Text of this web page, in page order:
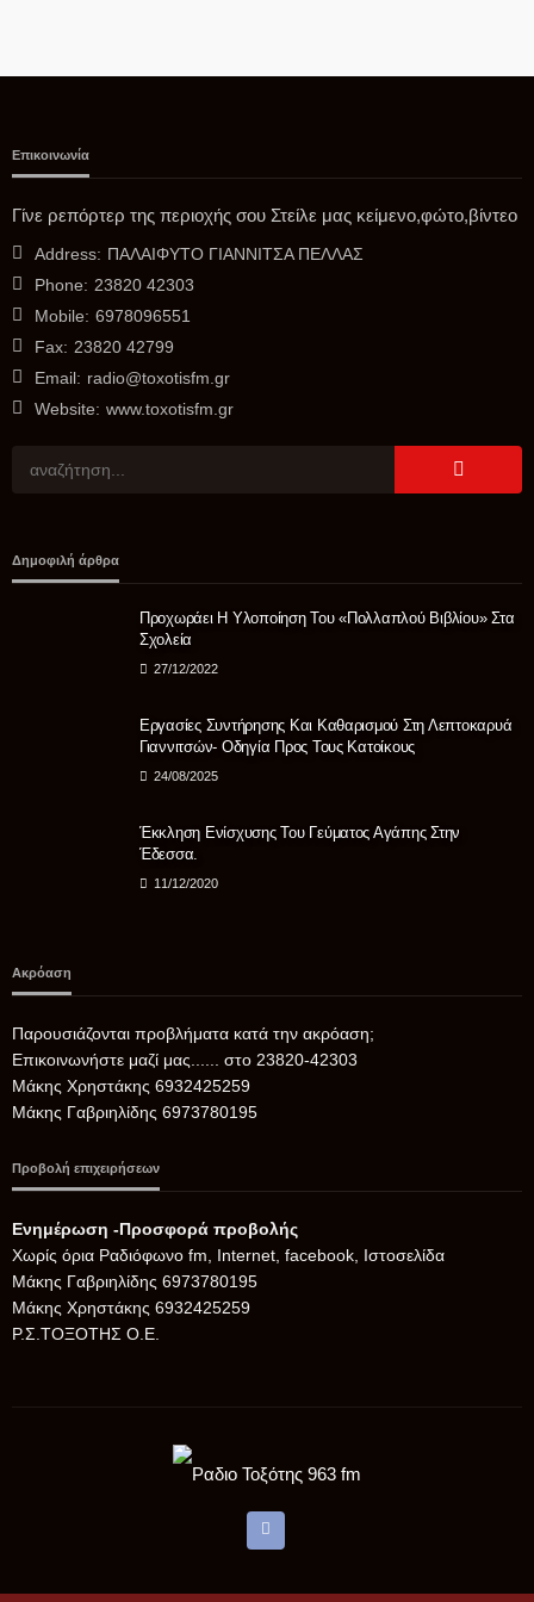
Νεκροί μητέρα και γιος στο τροχαίο έξω από την
Επικοινωνία
Γίνε ρεπόρτερ της περιοχής σου Στείλε μας κείμενο,φώτο,βίντεο
Address: ΠΑΛΑΙΦΥΤΟ ΓΙΑΝΝΙΤΣΑ ΠΕΛΛΑΣ
Phone: 23820 42303
Mobile: 6978096551
Fax: 23820 42799
Email: radio@toxotisfm.gr
Website: www.toxotisfm.gr
Δημοφιλή άρθρα
Προχωράει Η Υλοποίηση Του «Πολλαπλού Βιβλίου» Στα
Σχολεία
27/12/2022
Εργασίες Συντήρησης Και Καθαρισμού Στη Λεπτοκαρυά
Γιαννιτσών- Οδηγία Προς Τους Κατοίκους
24/08/2025
Έκκληση Ενίσχυσης Του Γεύματος Αγάπης Στην
Έδεσσα.
11/12/2020
Ακρόαση
Παρουσιάζονται προβλήματα κατά την ακρόαση;
Επικοινωνήστε μαζί μας...... στο 23820-42303
Μάκης Χρηστάκης 6932425259
Μάκης Γαβριηλίδης 6973780195
Προβολή επιχειρήσεων
Ενημέρωση -Προσφορά προβολής
Xωρίς όρια Ραδιόφωνο fm, Internet, facebook, Ιστοσελίδα
Μάκης Γαβριηλίδης 6973780195
Μάκης Χρηστάκης 6932425259
Ρ.Σ.ΤΟΞΟΤΗΣ Ο.Ε.